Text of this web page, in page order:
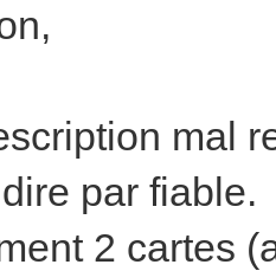
mal
par fiable.
2 cartes